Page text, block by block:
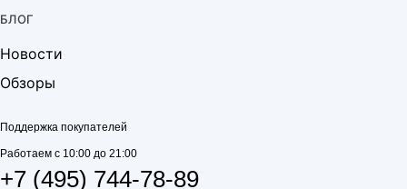
БЛОГ
Новости
Обзоры
Поддержка покупателей
Работаем с 10:00 до 21:00
+7 (495) 744-78-89